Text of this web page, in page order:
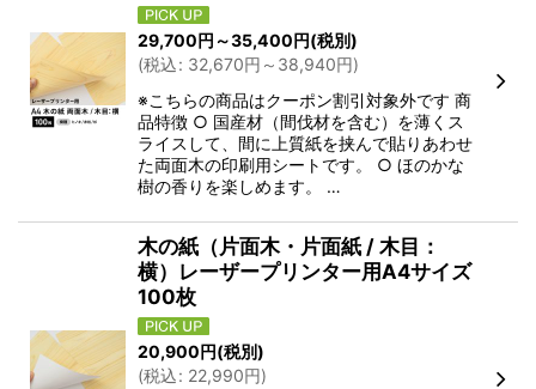
29,700円 ～35,400円(税別)
(税込: 32,670円 ～38,940円)
※こちらの商品はクーポン割引対象外です 商
品特徴 ○ 国産材（間伐材を含む）を薄くス
ライスして、間に上質紙を挟んで貼りあわせ
た両面木の印刷用シートです。 ○ ほのかな
樹の香りを楽しめます。 …
木の紙（片面木・片面紙 / 木目：
横）レーザープリンター用A4サイズ
100枚
20,900円(税別)
(税込: 22,990円)